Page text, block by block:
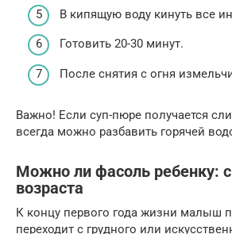
В кипящую воду кинуть все
Готовить 20-30 минут.
После снятия с огня
Важно! Если суп-пюре получается
всегда можно разбавить горячей
Можно ли фасоль ребенку: с
возраста
К концу первого года жизни малыш
переходит с грудного или